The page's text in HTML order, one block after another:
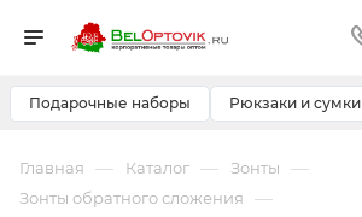
Подарочные наборы Рюкзаки и сумки
Главная — Каталог — Зонты —
Зонты обратного сложения —